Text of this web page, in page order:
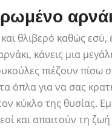
και θλιβερό καθώς εσύ,
κάνεις μια
πιέζουν πίσω
όπλα για να σας
κύκλο της θυσίας.
και απαιτούν τη